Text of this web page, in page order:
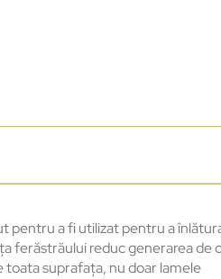
pentru a fi utilizat pentru a
ferăstrăului reduc generarea de
toata suprafața, nu doar lamele